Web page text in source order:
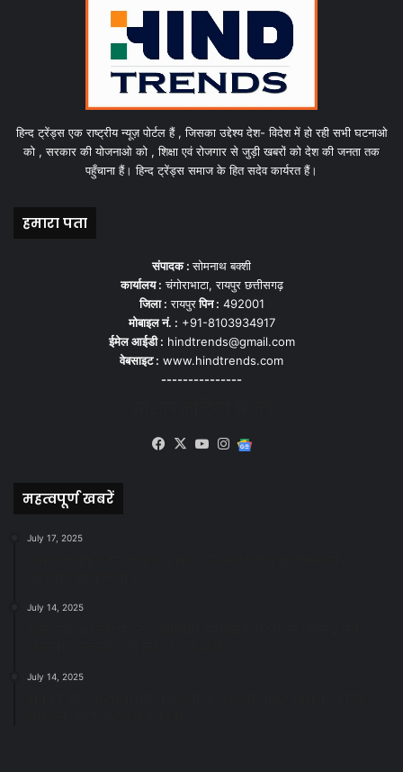
हिन्द ट्रेंड्स एक राष्ट्रीय न्यूज़ पोर्टल हैं , जिसका उद्देश्य देश- विदेश में हो रही सभी घटनाओ
को , सरकार की योजनाओ को , शिक्षा एवं रोजगार से जुड़ी खबरों को देश की जनता तक
पहुँचाना हैं। हिन्द ट्रेंड्स समाज के हित सदेव कार्यरत हैं।
हमारा पता
संपादक :सोमनाथ बक्शी
कार्यालय : चंगोराभाटा, रायपुर छत्तीसगढ़
जिला : रायपुरपिन : 492001
मोबाइल नं. : +91-8103934917
ईमेल आईडी : hindtrends@gmail.com
वेबसाइट : www.hindtrends.com
---------------
Facebook
X YouTubeInstagram
महत्वपूर्ण खबरें
July 17, 2025
July 14, 2025
July 14, 2025